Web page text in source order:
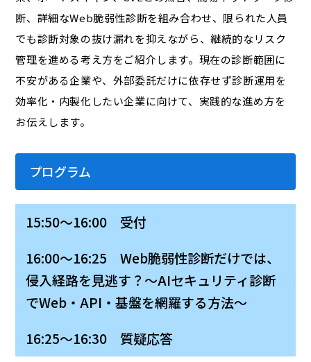
断、詳細なWeb脆弱性診断を組み合わせ、限られた人員
でも診断対象の抜け漏れを抑えながら、継続的なリスク
管理を進める考え方をご紹介します。現在の診断範囲に
不安がある企業や、外部委託だけに依存せず診断運用を
効率化・内製化したい企業に向けて、実践的な進め方を
お伝えします。
プログラム
15:50～16:00 受付
16:00～16:25 Web脆弱性診断だけでは、
侵入経路を見逃す？〜AIセキュリティ診断
でWeb・API・基盤を網羅する方法〜
16:25～16:30 質疑応答